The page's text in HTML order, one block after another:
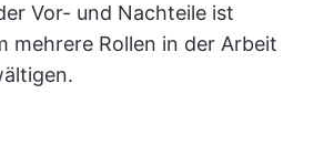
Vor- und Nachteile ist
mehrere Rollen in der Arbeit